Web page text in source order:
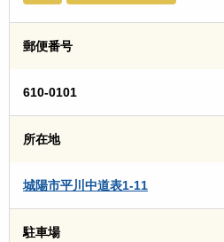
郵便番号
610-0101
所在地
城陽市平川中道表1-11
駐車場